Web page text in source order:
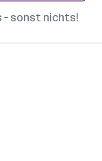
– sonst nichts!